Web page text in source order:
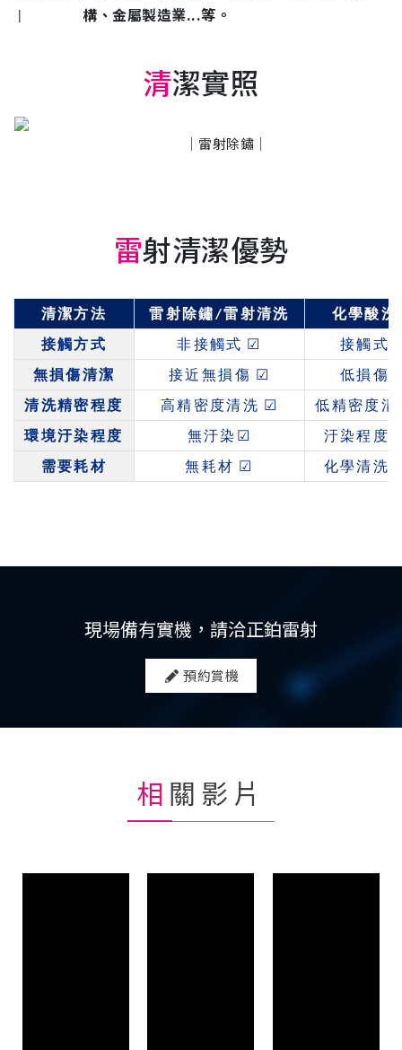
|
構、金屬製造業...等。
清潔實照
｜雷射除鏽｜
雷射清潔優勢
清潔方法 雷射除鏽/雷射清洗 化學酸洗
接觸方式 非接觸式 ☑ 接觸式
無損傷清潔 接近無損傷 ☑ 低損傷
清洗精密程度 高精密度清洗 ☑ 低精密度清
環境汙染程度 無汙染 ☑ 汙染程度
需要耗材 無耗材 ☑ 化學清洗
現場備有實機，請洽正鉑雷射
預約賞機
相關影片